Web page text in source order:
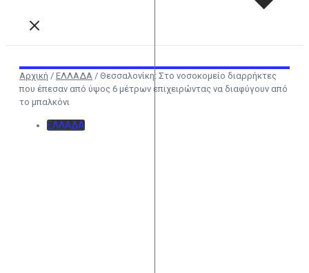
Αρχική / ΕΛΛΑΔΑ / Θεσσαλονίκη: Στο νοσοκομείο διαρρήκτες
που έπεσαν από ύψος 6 μέτρων επιχειρώντας να διαφύγουν από
το μπαλκόνι
ΕΛΛΑΔΑ